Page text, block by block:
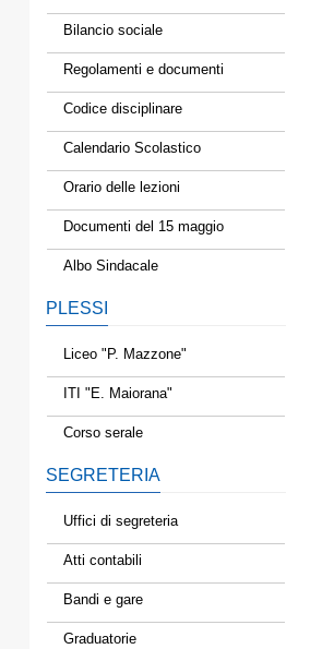
Bilancio sociale
Regolamenti e documenti
Codice disciplinare
Calendario Scolastico
Orario delle lezioni
Documenti del 15 maggio
Albo Sindacale
PLESSI
Liceo "P. Mazzone"
ITI "E. Maiorana"
Corso serale
SEGRETERIA
Uffici di segreteria
Atti contabili
Bandi e gare
Graduatorie